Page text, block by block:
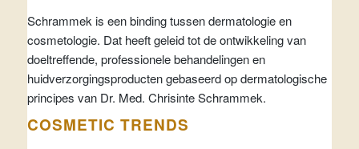
Schrammek is een binding tussen dermatologie en
cosmetologie. Dat heeft geleid tot de ontwikkeling van
doeltreffende, professionele behandelingen en
huidverzorgingsproducten gebaseerd op dermatologische
principes van Dr. Med. Chrisinte Schrammek.
COSMETIC TRENDS